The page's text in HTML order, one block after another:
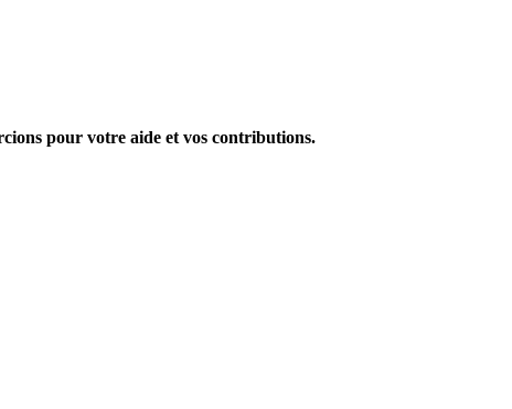
pour votre aide et vos contributions.